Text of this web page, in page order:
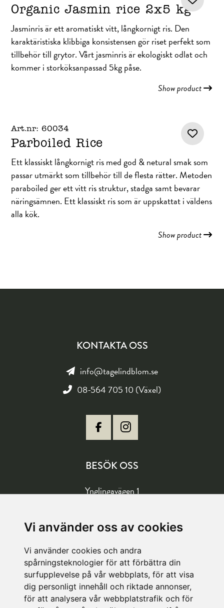
Vi använder oss av cookies
Vi använder cookies och andra
spårningsteknologier för att förbättra din
surfupplevelse på vår webbplats, för att visa
dig personligt innehåll och riktade annonser,
för att analysera vår webbplatstrafik och för
Organic Jasmin rice 2x5 kg
Jasminris är ett aromatiskt vitt, långkornigt ris. Den
karaktäristiska klibbiga konsistensen gör riset perfekt som
tillbehör till grytor. Vårt jasminris är ekologiskt odlat och
kommer i storköksanpassad 5kg påse.
Show product
Art.nr: 60034
Parboiled Rice
Ett klassiskt långkornigt ris med god & netural smak som
passar utmärkt som tillbehör till de flesta rätter. Metoden
paraboiled ger ett vitt ris struktur, stadga samt bevarar
näringsämnen. Ett klassiskt ris som är uppskattat i väldens
alla kök.
Show product
KONTAKTA OSS
info@tagelindblom.se
08-564 705 10 (Växel)
BESÖK OSS
Ynglingavägen 1
Vägbeskrivning
LAGER
Köpetorpsgatan 8
582 78 Linköping